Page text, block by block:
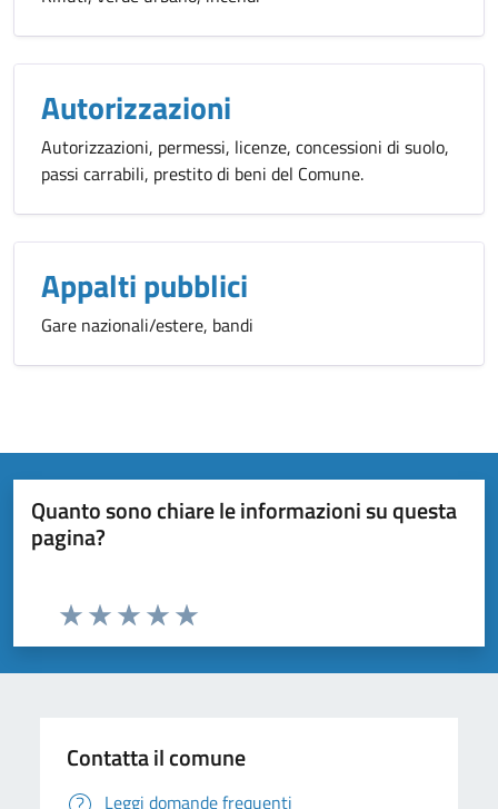
Autorizzazioni
Autorizzazioni, permessi, licenze, concessioni di suolo,
passi carrabili, prestito di beni del Comune.
Appalti pubblici
Gare nazionali/estere, bandi
Quanto sono chiare le informazioni su questa
pagina?
Valuta da 1 a 5 stelle la pagina
Valuta 5 stelle su 5
Valuta 4 stelle su 5
Valuta 3 stelle su 5
Valuta 2 stelle su 5
Valuta 1 stelle su 5
Contatta il comune
Leggi domande frequenti